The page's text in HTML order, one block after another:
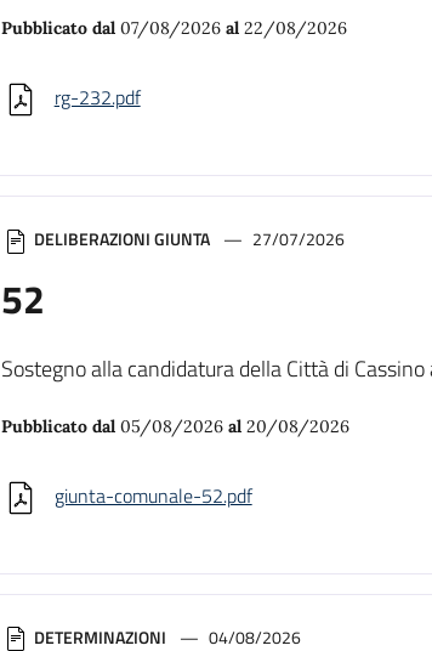
Pubblicato dal 07/08/2026 al22/08/2026
rg-232.pdf
DELIBERAZIONI GIUNTA 27/07/2026
52
Sostegno alla candidatura della Città di
Pubblicato dal 05/08/2026 al20/08/2026
giunta-comunale-52.pdf
DETERMINAZIONI 04/08/2026